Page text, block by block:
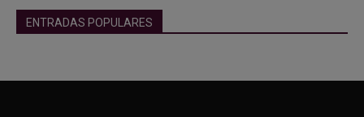
ENTRADAS POPULARES